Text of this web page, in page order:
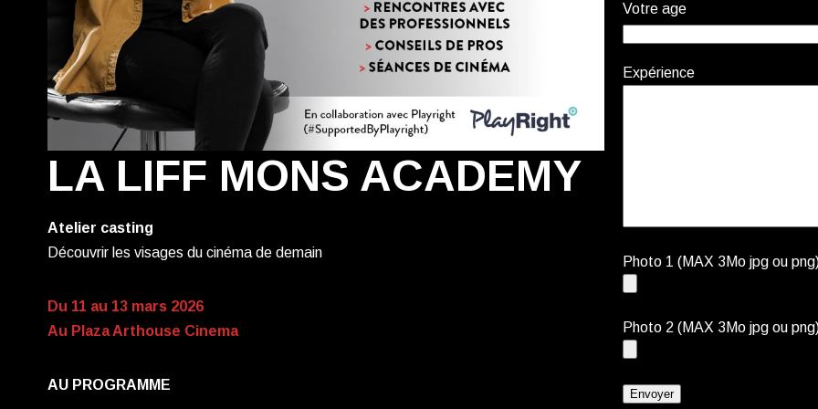
LA LIFF MONS ACADEMY
Atelier casting
Découvrir les visages du cinéma de demain
Du 11 au 13 mars 2026
Au Plaza Arthouse Cinema
AU PROGRAMME
Votre age
Expérience
Photo 1 (MAX 3Mo jpg ou
Photo 2 (MAX 3Mo jpg ou